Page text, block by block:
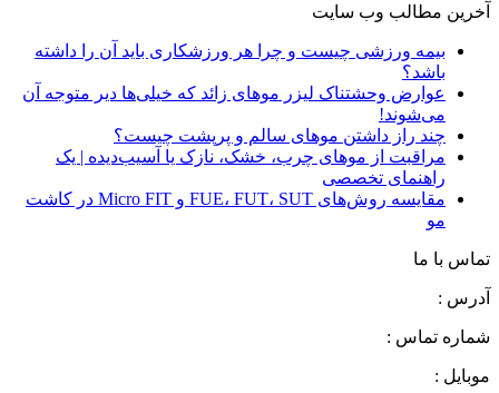
آخرین مطالب وب سایت
بیمه ورزشی چیست و چرا هر ورزشکاری باید آن را داشته
باشد؟
عوارض وحشتناک لیزر موهای زائد که خیلی‌ها دیر متوجه آن
می‌شوند!
چند راز داشتن موهای سالم و پرپشت چیست؟
مراقبت از موهای چرب، خشک، نازک یا آسیب‌دیده | یک
راهنمای تخصصی
مقایسه روش‌های FUE، FUT، SUT و Micro FIT در کاشت
مو
تماس با ما
آدرس :
شماره تماس :
موبایل :